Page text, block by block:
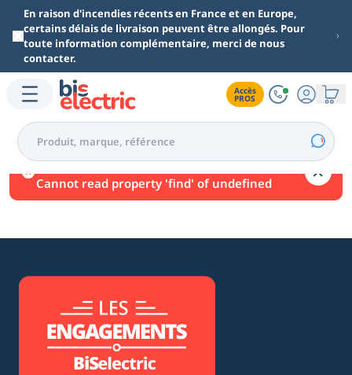
Aller au contenu principal
En raison d'incendies récents en France et en Europe,
certains délais de livraison peuvent être allongés. Pour
toute information complémentaire, merci de nous
contacter.
Accès
PROS
Une erreur est survenue.
Cannot read property 'find' of undefined